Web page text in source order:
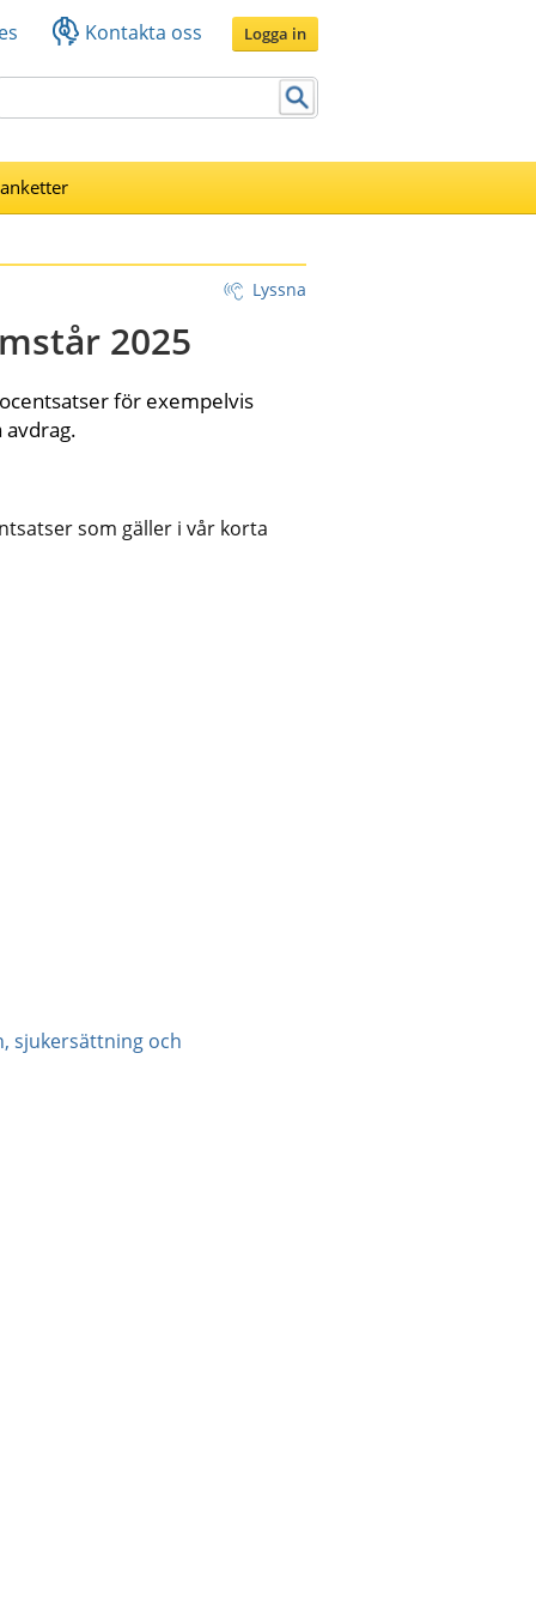
Kontakta oss Logga in
Lyssna
2025
för exempelvis
som gäller i vår korta
sjukersättning och